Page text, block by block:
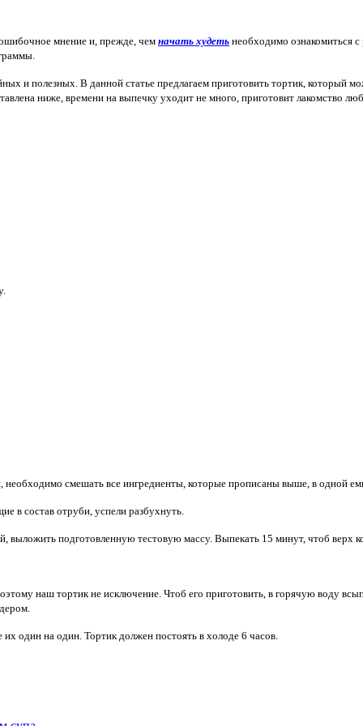
мнение и, прежде, чем начать худеть необходимо ознакомиться
и полезных. В данной статье предлагаем приготовить тортик, который
ниже, времени на выпечку уходит не много, приготовит лакомство
необходимо смешать все ингредиенты, которые прописаны выше, в одной
в состав отруби, успели разбухнуть.
выложить подготовленную тестовую массу. Выпекать 15 минут, чтоб верх
наш тортик не исключение. Чтоб его приготовить, в горячую воду
один на один. Тортик должен постоять в холоде 6 часов.